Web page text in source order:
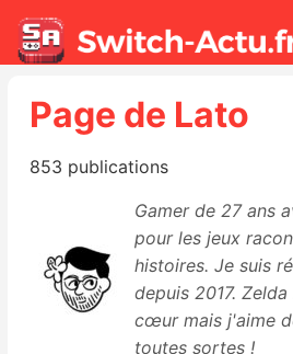
Actualités
Jeux
Hardware
Page de Lato
853 publications
Gamer de 27 ans
pour les jeux
histoires. Je suis
depuis 2017.
cœur mais j'aime
toutes sortes !